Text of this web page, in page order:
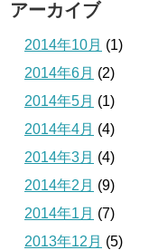
アーカイブ
2014年10月 (1)
2014年6月 (2)
2014年5月 (1)
2014年4月 (4)
2014年3月 (4)
2014年2月 (9)
2014年1月 (7)
2013年12月 (5)